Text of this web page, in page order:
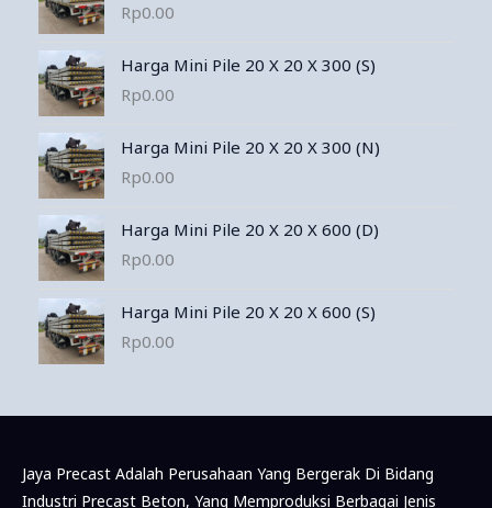
Rp0.00
Harga Mini Pile 20 X 20 X 300 (S)
Rp0.00
Harga Mini Pile 20 X 20 X 300 (N)
Rp0.00
Harga Mini Pile 20 X 20 X 600 (D)
Rp0.00
Harga Mini Pile 20 X 20 X 600 (S)
Rp0.00
Jaya Precast Adalah Perusahaan Yang Bergerak Di Bidang
Industri Precast Beton, Yang Memproduksi Berbagai Jenis